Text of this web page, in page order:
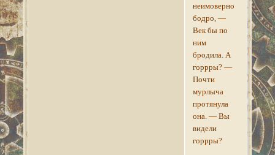
неимоверно
бодро, —
Век бы по
ним
бродила. А
горрры? —
Почти
мурлыча
протянула
она. — Вы
видели
горрры?